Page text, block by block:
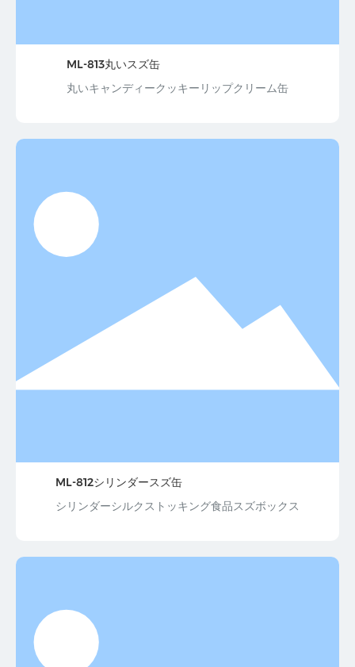
ML-813丸いスズ缶
丸いキャンディークッキーリップクリーム缶
ML-812シリンダースズ缶
シリンダーシルクストッキング食品スズボックス